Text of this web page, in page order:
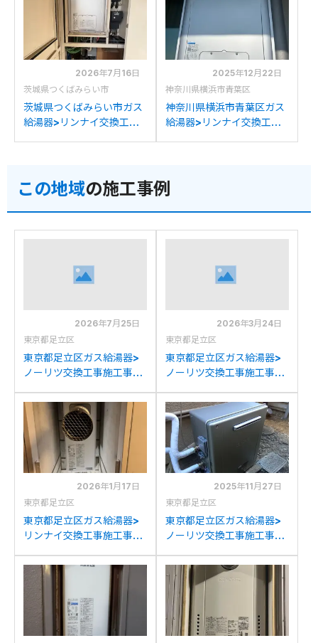
2026年7月16日
茨城県つくばみらい市
茨城県つくばみらい市ガス
給湯器>リンナイ交換工事
への交換
2025年12月22日
神奈川県横浜市青葉区
神奈川県横浜市青葉区ガス
給湯器>リンナイ交換工事
への交換
この地域の施工事例
2026年7月25日
東京都足立区
東京都足立区ガス給湯器>
ノーリツ交換工事施工事
2427SAWX-Hからノーリ
ツGT-2060SAWX-H-
2BLへの交換
2026年3月24日
東京都足立区
東京都足立区ガス給湯器>
ノーリツ交換工事施工事
2427SAWX-Hからノーリ
ツGT-2060SAWX-H-
2BLへの交換
2026年1月17日
東京都足立区
東京都足立区ガス給湯器>
リンナイ交換工事施工事
1651SAQ-CFからリンナイ
RUF-SA1615SAT-L(A)へ
の交換
2025年11月27日
東京都足立区
東京都足立区ガス給湯器>
ノーリツ交換工事施工事
2450SARXからノーリツ
GT-C2472SAR BLへの交
換